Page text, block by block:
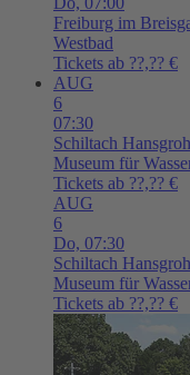
Freiburg im
Westbad
Tickets ab ??,?? €
AUG
6
07:30
Schiltach
Museum für
Tickets ab ??,?? €
AUG
6
Do, 07:30
Schiltach
Museum für
Tickets ab ??,?? €